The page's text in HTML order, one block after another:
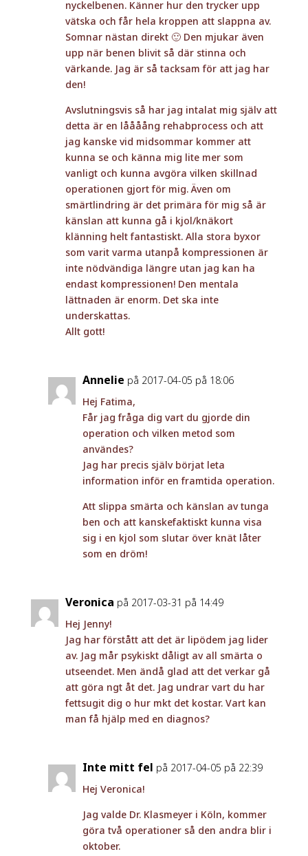
nyckelbenen. Känner hur den trycker upp
vätska och får hela kroppen att slappna av.
Somnar nästan direkt 🙂 Den mjukar även
upp när benen blivit så där stinna och
värkande. Jag är så tacksam för att jag har
den!
Avslutningsvis så har jag intalat mig själv att
detta är en låååång rehabprocess och att
jag kanske vid midsommar kommer att
kunna se och känna mig lite mer som
vanligt och kunna avgöra vilken skillnad
operationen gjort för mig. Även om
smärtlindring är det primära för mig så är
känslan att kunna gå i kjol/knäkort
klänning helt fantastiskt. Alla stora byxor
som varit varma utanpå kompressionen är
inte nödvändiga längre utan jag kan ha
endast kompressionen! Den mentala
lättnaden är enorm. Det ska inte
underskattas.
Allt gott!
Annelie på 2017-04-05 på 18:06
Hej Fatima,
Får jag fråga dig vart du gjorde din
operation och vilken metod som
användes?
Jag har precis själv börjat leta
information inför en framtida operation.
Att slippa smärta och känslan av tunga
ben och att kanskefaktiskt kunna visa
sig i en kjol som slutar över knät låter
som en dröm!
Veronica på 2017-03-31 på 14:49
Hej Jenny!
Jag har förstått att det är lipödem jag lider
av. Jag mår psykiskt dåligt av all smärta o
utseendet. Men ändå glad att det verkar gå
att göra ngt åt det. Jag undrar vart du har
fettsugit dig o hur mkt det kostar. Vart kan
man få hjälp med en diagnos?
Inte mitt fel på 2017-04-05 på 22:39
Hej Veronica!
Jag valde Dr. Klasmeyer i Köln, kommer
göra två operationer så den andra blir i
oktober.